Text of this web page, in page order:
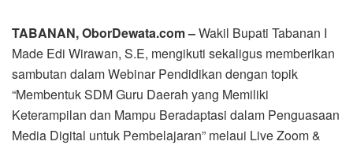
TABANAN, OborDewata.com –Wakil Bupati Tabanan I
Made Edi Wirawan, S.E, mengikuti sekaligus memberikan
sambutan dalam Webinar Pendidikan dengan topik
“Membentuk SDM Guru Daerah yang Memiliki
Keterampilan dan Mampu Beradaptasi dalam Penguasaan
Media Digital untuk Pembelajaran” melaui Live Zoom &